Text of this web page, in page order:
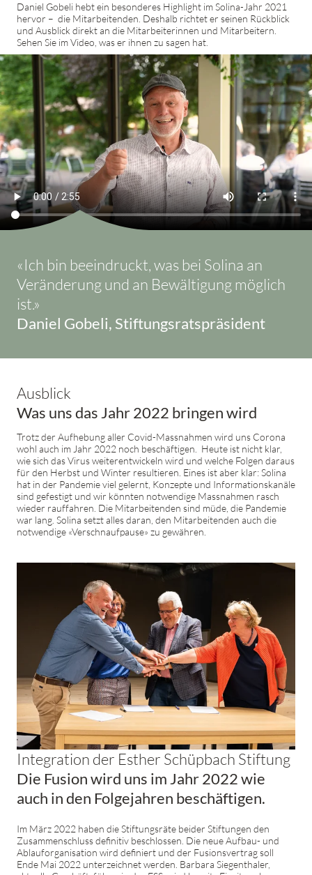
Daniel Gobeli hebt ein besonderes Highlight im Solina-Jahr 2021
hervor – ­ die Mitarbeitenden. Deshalb richtet er seinen Rückblick
und Ausblick direkt an die Mitarbeiterinnen und Mitarbeitern.
Sehen Sie im Video, was er ihnen zu sagen hat.
«Ich bin beeindruckt, was bei Solina an
Veränderung und an Bewältigung möglich
ist.»
Daniel Gobeli, Stiftungsratspräsident
Ausblick
Was uns das Jahr 2022 bringen wird
Trotz der Aufhebung aller Covid-Massnahmen wird uns Corona
wohl auch im Jahr 2022 noch beschäftigen. Heute ist nicht klar,
wie sich das Virus weiterentwickeln wird und welche Folgen daraus
für den Herbst und Winter resultieren. Eines ist aber klar: Solina
hat in der Pandemie viel gelernt, Konzepte und Informationskanäle
sind gefestigt und wir könnten notwendige Massnahmen rasch
wieder rauffahren. Die Mitarbeitenden sind müde, die Pandemie
war lang. Solina setzt alles daran, den Mitarbeitenden auch die
notwendige «Verschnaufpause» zu gewähren.
Integration der Esther Schüpbach Stiftung
Die Fusion wird uns im Jahr 2022 wie
auch in den Folgejahren beschäftigen.
Im März 2022 haben die Stiftungsräte beider Stiftungen den
Zusammenschluss definitiv beschlossen. Die neue Aufbau- und
Ablauforganisation wird definiert und der Fusionsvertrag soll
Ende Mai 2022 unterzeichnet werden. Barbara Siegenthaler,